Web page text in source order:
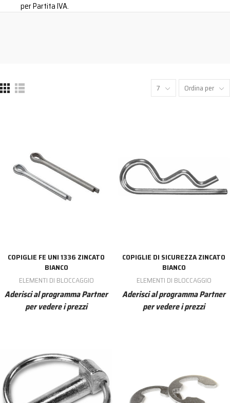
per Partita IVA.
7 Ordina per
COPIGLIE FE UNI 1336 ZINCATO
BIANCO
ELEMENTI DI BLOCCAGGIO
Aderisci al programma Partner
per vedere i prezzi
COPIGLIE DI SICUREZZA ZINCATO
BIANCO
ELEMENTI DI BLOCCAGGIO
Aderisci al programma Partner
per vedere i prezzi